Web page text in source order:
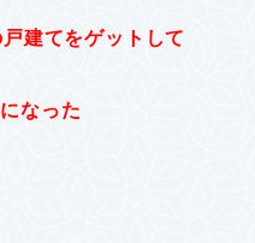
建てをゲットして
なった